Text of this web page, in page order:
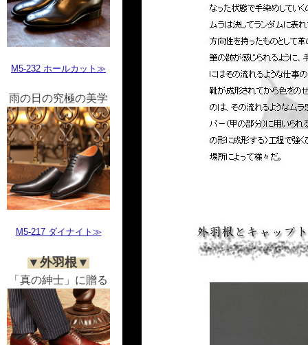
M5-232 ホールカット≫
雨の日の究極の美学
M5-217 ダイナイト≫
▼外羽根▼
「真の紳士」に贈る